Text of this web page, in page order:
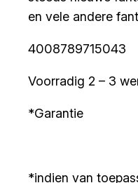
en vele andere
4008789715043
Voorradig 2 – 3
*Garantie
*indien van